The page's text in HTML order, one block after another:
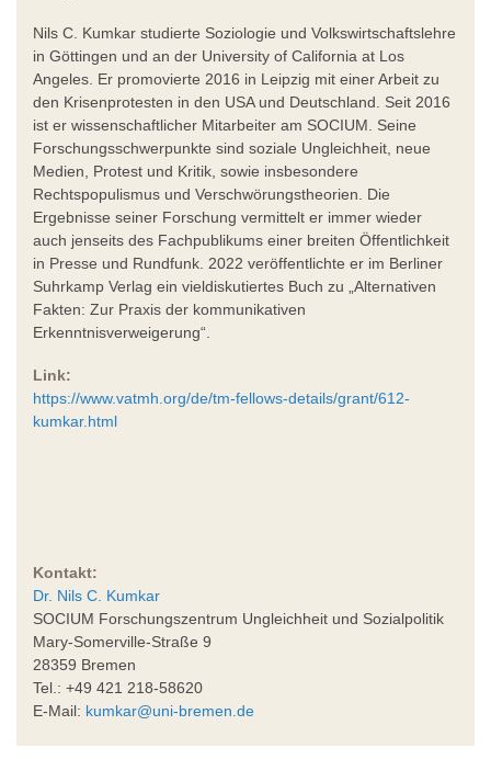
Nils C. Kumkar studierte Soziologie und Volkswirtschaftslehre
in Göttingen und an der University of California at Los
Angeles. Er promovierte 2016 in Leipzig mit einer Arbeit zu
den Krisenprotesten in den USA und Deutschland. Seit 2016
ist er wissenschaftlicher Mitarbeiter am SOCIUM. Seine
Forschungsschwerpunkte sind soziale Ungleichheit, neue
Medien, Protest und Kritik, sowie insbesondere
Rechtspopulismus und Verschwörungstheorien. Die
Ergebnisse seiner Forschung vermittelt er immer wieder
auch jenseits des Fachpublikums einer breiten Öffentlichkeit
in Presse und Rundfunk. 2022 veröffentlichte er im Berliner
Suhrkamp Verlag ein vieldiskutiertes Buch zu „Alternativen
Fakten: Zur Praxis der kommunikativen
Erkenntnisverweigerung“.
Link:
https://www.vatmh.org/de/tm-fellows-details/grant/612-
kumkar.html
Kontakt:
Dr. Nils C. Kumkar
SOCIUM Forschungszentrum Ungleichheit und Sozialpolitik
Mary-Somerville-Straße 9
28359 Bremen
Tel.: +49 421 218-58620
E-Mail: kumkar@uni-bremen.de